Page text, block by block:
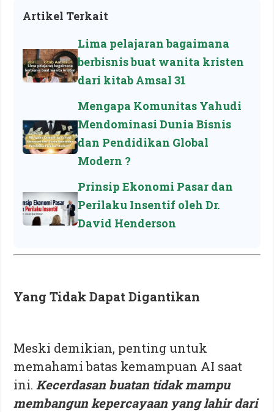
Artikel Terkait
Lima pelajaran bagaimana
berbisnis buat wanita kristen
dari kitab Amsal 31
Mengapa Komunitas Yahudi
Mendominasi Dunia Bisnis
dan Pendidikan Global
Modern ?
Prinsip Ekonomi Pasar dan
Perilaku Insentif oleh Dr.
David Henderson
Yang Tidak Dapat Digantikan
Meski demikian, penting untuk
memahami batas kemampuan AI saat
ini. Kecerdasan buatan tidak mampu
membangun kepercayaan yang lahir dari